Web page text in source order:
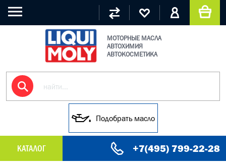
МОТОРНЫЕ МАСЛА
АВТОХИМИЯ
АВТОКОСМЕТИКА
Подобрать масло
КАТАЛОГ +7(495) 799-22-28